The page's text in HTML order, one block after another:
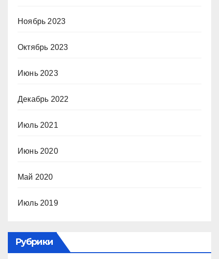
Ноябрь 2023
Октябрь 2023
Июнь 2023
Декабрь 2022
Июль 2021
Июнь 2020
Май 2020
Июль 2019
Рубрики